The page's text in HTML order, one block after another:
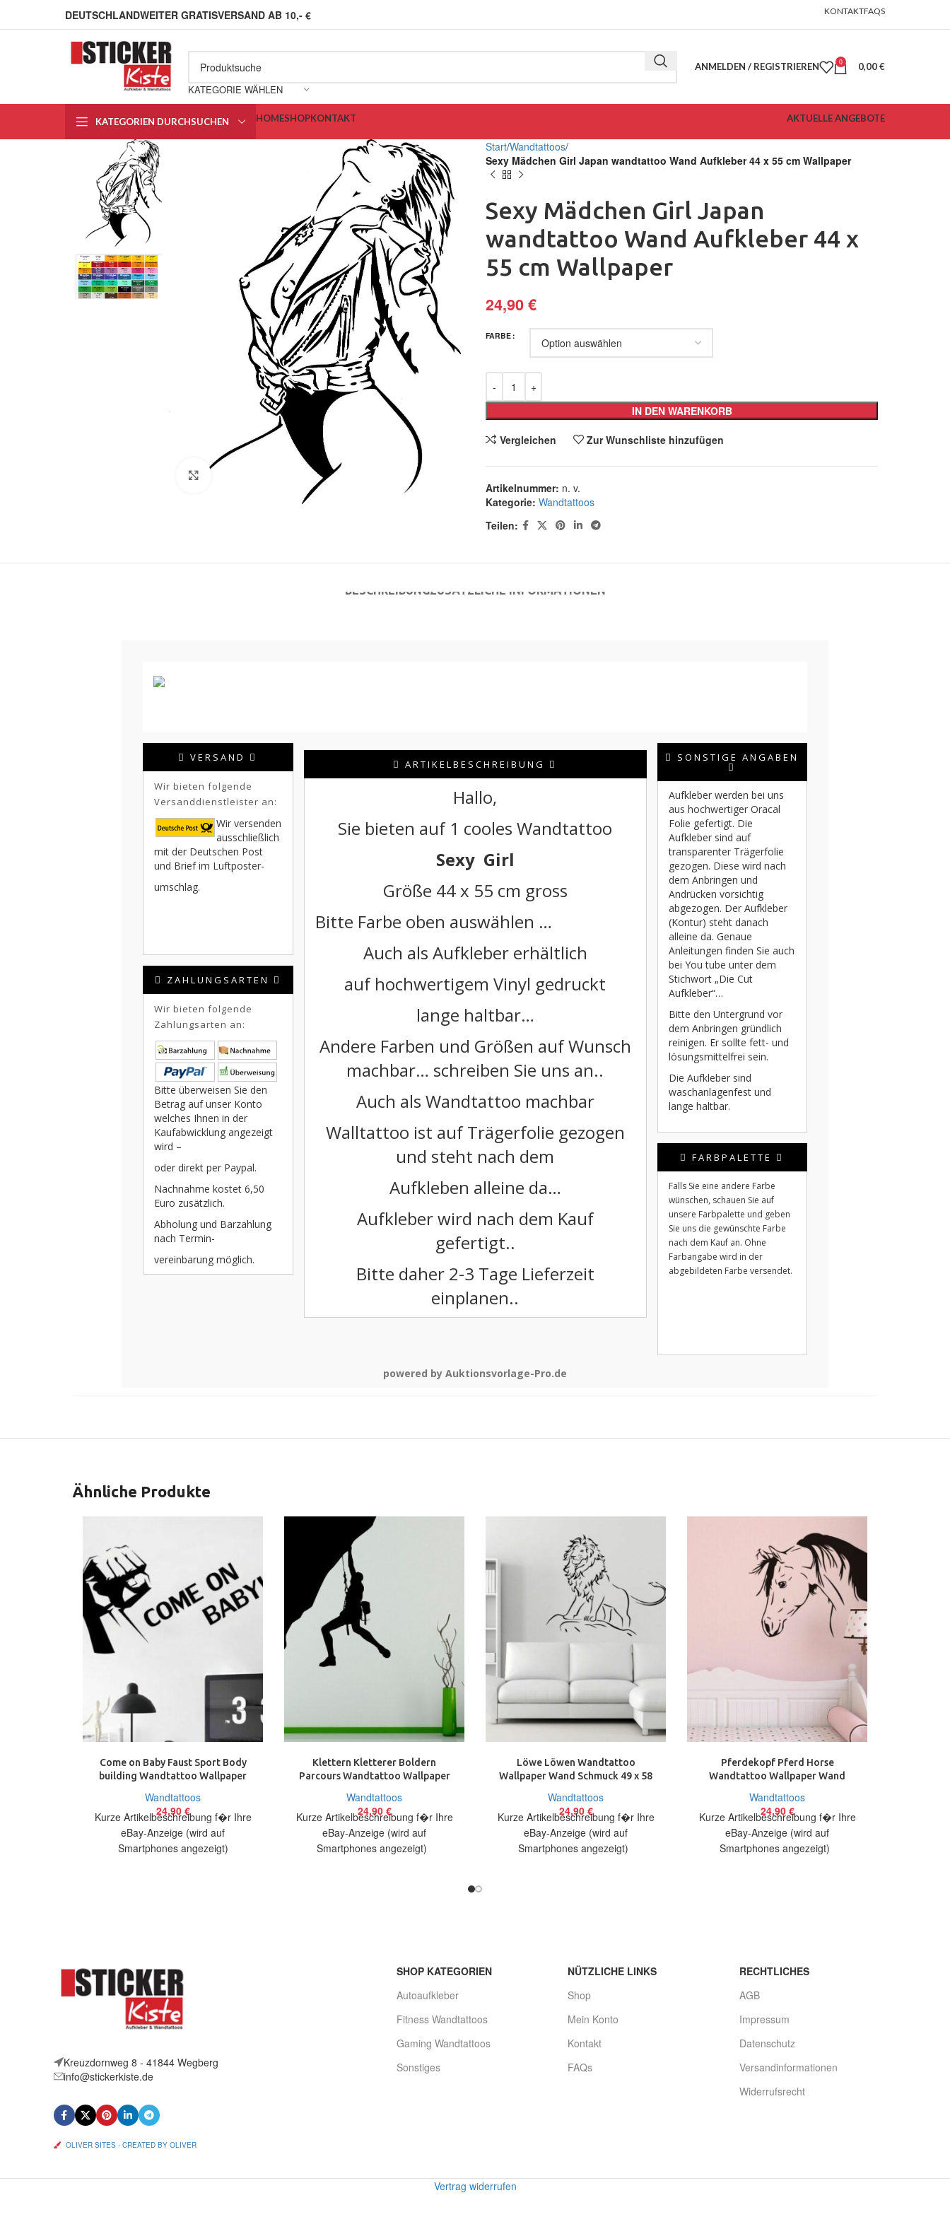
DEUTSCHLANDWEITER GRATISVERSAND AB 10,- € KONTAKTFAQS
KATEGORIE WÄHLEN
ANMELDEN / REGISTRIEREN 0 0,00€
KATEGORIEN DURCHSUCHEN HOMESHOPKONTAKT AKTUELLE ANGEBOTE
Start Wandtattoos
Sexy Mädchen Girl Japan wandtattoo Wand Aufkleber 44 x 55 cm Wallpaper
Sexy Mädchen Girl Japan
wandtattoo Wand Aufkleber 44 x
55 cm Wallpaper
24,90€
FARBE
IN DEN WARENKORB
Vergleichen Zur Wunschliste hinzufügen
Artikelnummer: n. v.
Kategorie: Wandtattoos
Teilen:
BESCHREIBUNGZUSÄTZLICHE INFORMATIONEN
ARTIKELBESCHREIBUNG
Hallo,
Sie bieten auf 1 cooles Wandtattoo
Sexy Girl
Größe 44 x 55 cm gross
Bitte Farbe oben auswählen …
Auch als Aufkleber erhältlich
auf hochwertigem Vinyl gedruckt
lange haltbar…
Andere Farben und Größen auf Wunsch
machbar… schreiben Sie uns an..
Auch als Wandtattoo machbar
Walltattoo ist auf Trägerfolie gezogen
und steht nach dem
Aufkleben alleine da…
Aufkleber wird nach dem Kauf
gefertigt..
Bitte daher 2-3 Tage Lieferzeit
einplanen..
VERSAND
Wir bieten folgende
Versanddienstleister an:
Wir versenden
ausschließlich
mit der Deutschen Post
und Brief im Luftposter-
umschlag.
ZAHLUNGSARTEN
Wir bieten folgende
Zahlungsarten an:
Bitte überweisen Sie den
Betrag auf unser Konto
welches Ihnen in der
Kaufabwicklung angezeigt
wird –
oder direkt per Paypal.
Nachnahme kostet 6,50
Euro zusätzlich.
Abholung und Barzahlung
nach Termin-
vereinbarung möglich.
SONSTIGE ANGABEN
Aufkleber werden bei uns
aus hochwertiger Oracal
Folie gefertigt. Die
Aufkleber sind auf
transparenter Trägerfolie
gezogen. Diese wird nach
dem Anbringen und
Andrücken vorsichtig
abgezogen. Der Aufkleber
(Kontur) steht danach
alleine da. Genaue
Anleitungen finden Sie auch
bei You tube unter dem
Stichwort „Die Cut
Aufkleber“…
Bitte den Untergrund vor
dem Anbringen gründlich
reinigen. Er sollte fett- und
lösungsmittelfrei sein.
Die Aufkleber sind
waschanlagenfest und
lange haltbar.
FARBPALETTE
Falls Sie eine andere Farbe
wünschen, schauen Sie auf
unsere Farbpalette und geben
Sie uns die gewünschte Farbe
nach dem Kauf an. Ohne
Farbangabe wird in der
abgebildeten Farbe versendet.
powered by Auktionsvorlage-Pro.de
Ähnliche Produkte
Come on Baby Faust Sport Body
building Wandtattoo Wallpaper
Wandtattoos
24,90 €
Kurze Artikelbeschreibung f�r Ihre
eBay-Anzeige (wird auf
Smartphones angezeigt)
Klettern Kletterer Boldern
Parcours Wandtattoo Wallpaper
Wandtattoos
24,90 €
Kurze Artikelbeschreibung f�r Ihre
eBay-Anzeige (wird auf
Smartphones angezeigt)
Löwe Löwen Wandtattoo
Wallpaper Wand Schmuck 49 x 58
Wandtattoos
24,90 €
Kurze Artikelbeschreibung f�r Ihre
eBay-Anzeige (wird auf
Smartphones angezeigt)
Pferdekopf Pferd Horse
Wandtattoo Wallpaper Wand
Wandtattoos
24,90 €
Kurze Artikelbeschreibung f�r Ihre
eBay-Anzeige (wird auf
Smartphones angezeigt)
Kreuzdornweg 8 - 41844 Wegberg
info@stickerkiste.de
OLIVER SITES - CREATED BY OLIVER
SHOP KATEGORIEN
Autoaufkleber
Fitness Wandtattoos
Gaming Wandtattoos
Sonstiges
NÜTZLICHE LINKS
Shop
Mein Konto
Kontakt
FAQs
RECHTLICHES
AGB
Impressum
Datenschutz
Versandinformationen
Widerrufsrecht
Vertrag widerrufen